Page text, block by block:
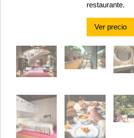
restaurante.
Ver precio